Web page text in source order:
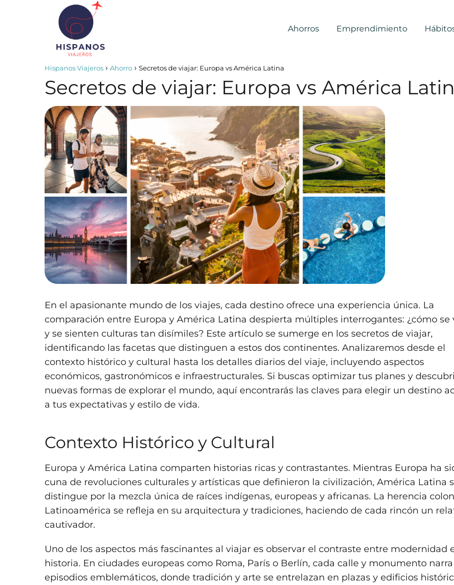
Ahorros Emprendimiento
Hispanos Viajeros Ahorro Secretos de viajar: Europa vs América Latina
Secretos de viajar: Europa vs América
En el apasionante mundo de los viajes, cada destino ofrece una experiencia única. La
comparación entre Europa y América Latina despierta múltiples interrogantes: ¿cómo se
y se sienten culturas tan disímiles? Este artículo se sumerge en los secretos de viajar,
identificando las facetas que distinguen a estos dos continentes. Analizaremos desde el
contexto histórico y cultural hasta los detalles diarios del viaje, incluyendo aspectos
económicos, gastronómicos e infraestructurales. Si buscas optimizar tus planes y
nuevas formas de explorar el mundo, aquí encontrarás las claves para elegir un destino
a tus expectativas y estilo de vida.
Contexto Histórico y Cultural
Europa y América Latina comparten historias ricas y contrastantes. Mientras Europa ha
cuna de revoluciones culturales y artísticas que definieron la civilización, América Latina
distingue por la mezcla única de raíces indígenas, europeas y africanas. La herencia
Latinoamérica se refleja en su arquitectura y tradiciones, haciendo de cada rincón un
cautivador.
Uno de los aspectos más fascinantes al viajar es observar el contraste entre modernidad
historia. En ciudades europeas como Roma, París o Berlín, cada calle y monumento narra
episodios emblemáticos, donde tradición y arte se entrelazan en plazas y edificios